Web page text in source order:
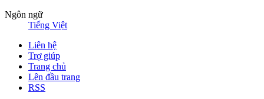
Ngôn ngữ
Tiếng Việt
Liên hệ
Trợ giúp
Trang chủ
Lên đầu trang
RSS